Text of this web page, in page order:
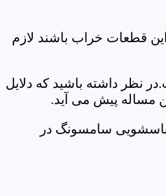
قطعات خراب باشند لازم
نظر داشته باشید که دلایل
مساله پیش می آید.
سامسونگ در